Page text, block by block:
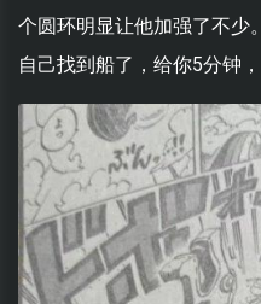
个圆环明显让他加强了不少
自己找到船了，给你5分钟